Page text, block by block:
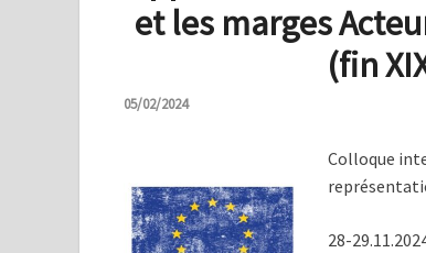
et les marges
(fin
05/02/2024
Colloque
28-